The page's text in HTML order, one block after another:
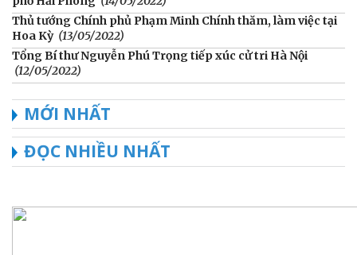
Thủ tướng Chính phủ Phạm Minh Chính thăm, làm việc tại
Hoa Kỳ (13/05/2022)
Tổng Bí thư Nguyễn Phú Trọng tiếp xúc cử tri Hà Nội
(12/05/2022)
MỚI NHẤT
ĐỌC NHIỀU NHẤT